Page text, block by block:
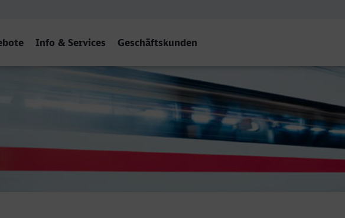
Info & Services Geschäftskunden
Hbf